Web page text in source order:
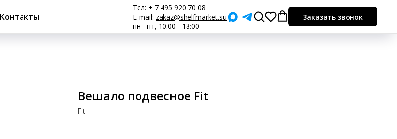
Контакты
Тел: + 7 495 920 70 08
E-mail: zakaz@shelfmarket.su
пн - пт, 10:00 - 18:00
Заказать звонок
Вешало подвесное Fit
Fit